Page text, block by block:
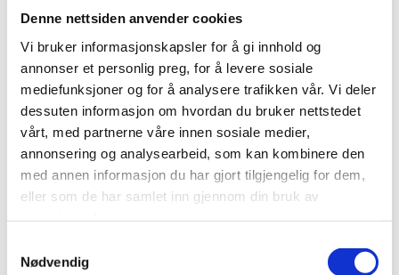
Denne nettsiden anvender cookies
Vi bruker informasjonskapsler for å gi innhold og
annonser et personlig preg, for å levere sosiale
mediefunksjoner og for å analysere trafikken vår. Vi deler
dessuten informasjon om hvordan du bruker nettstedet
vårt, med partnerne våre innen sosiale medier,
annonsering og analysearbeid, som kan kombinere den
med annen informasjon du har gjort tilgjengelig for dem,
eller som de har samlet inn gjennom din bruk av
Nødvendig
Emilie Thunberg Sendstad har en sentral rolle i
våre team som arbeider med tvisteløsning,
entrepriserett og kontraktsrett.
Hun gir råd i forbindelse med potensielle tvister
og har erfaring med å prosedere komplekse
saker for de alminnelige domstolene. Med nesten
to års erfaring som dommerfullmektig i Vestfold
tingrett har hun opparbeidet seg betydelig innsikt